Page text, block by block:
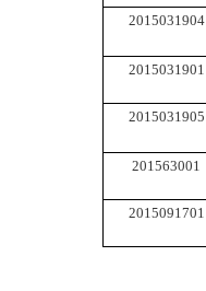
2015031904
2015031901
2015031905
201563001
2015091701